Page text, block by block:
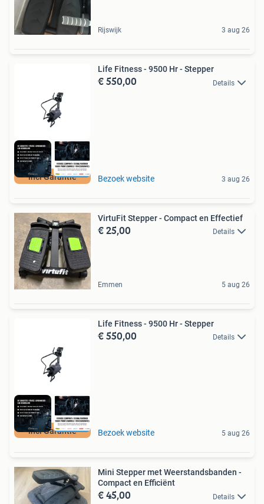
Rijswijk 3 aug 26
incl Garantie
Life Fitness - 9500 Hr - Stepper
€ 550,00 Details
Bezoek website 3 aug 26
VirtuFit Stepper - Compact en Effectief
€ 25,00 Details
Emmen 5 aug 26
incl Garantie
Life Fitness - 9500 Hr - Stepper
€ 550,00 Details
Bezoek website 5 aug 26
Mini Stepper met Weerstandsbanden -
Compact en Efficiënt
€ 45,00 Details